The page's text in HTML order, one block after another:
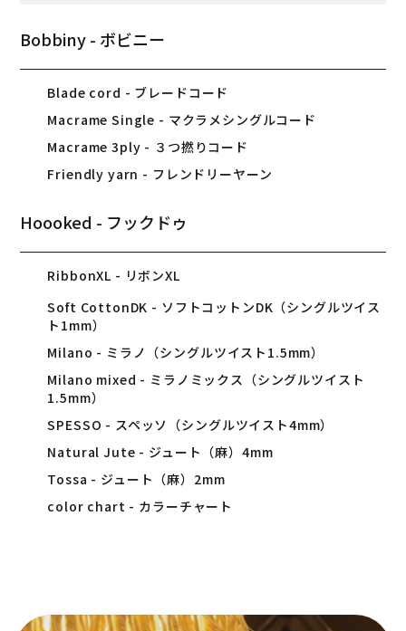
Bobbiny - ボビニー
Blade cord - ブレードコード
Macrame Single - マクラメシングルコード
Macrame 3ply - ３つ撚りコード
Friendly yarn - フレンドリーヤーン
Hoooked - フックドゥ
RibbonXL - リボンXL
Soft CottonDK - ソフトコットンDK（シングルツイス
ト1mm）
Milano - ミラノ（シングルツイスト1.5mm）
Milano mixed - ミラノミックス（シングルツイスト
1.5mm）
SPESSO - スペッソ（シングルツイスト4mm）
Natural Jute - ジュート（麻）4mm
Tossa - ジュート（麻）2mm
color chart - カラーチャート